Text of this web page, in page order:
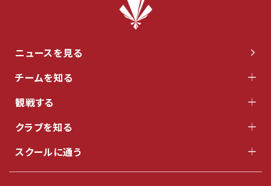
ニュースを見る
チームを知る
観戦する
クラブを知る
スクールに通う